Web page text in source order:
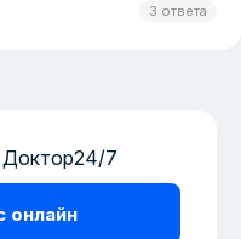
3 ответа
Доктор24/7
онлайн